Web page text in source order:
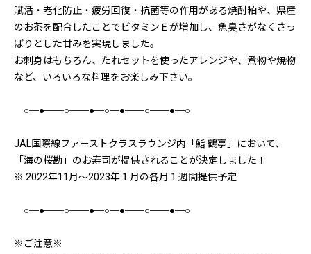
賦活・老化防止・疲労回復・抗菌等の作用がある焼酎粕や、県産
のお茶を配合したことでビタミンＥが増加し、魚臭さがなくさっ
ぱりとした甘みを実現しました。
お刺身はもちろん、たれセットを使ったアレンジや、煮物や焼物
など、いろいろな料理をお楽しみ下さい。
○━●━━○━━●━○━●━━○━━●━○
JAL国際線ファーストクラスラウンジ内「鮨 鶴亭」において、
「海の桜勘」のお寿司が提供されることが決定しました！
※ 2022年11月〜2023年１月の各月１週間提供予定
○━●━━○━━●━○━●━━○━━●━○
※ご注意※